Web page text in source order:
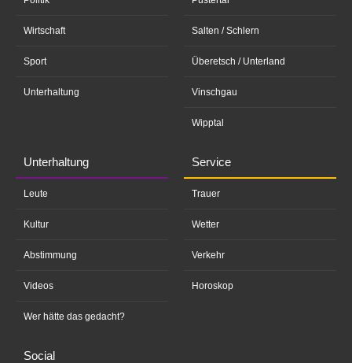
Wirtschaft
Sport
Unterhaltung
Salten / Schlern
Überetsch / Unterland
Vinschgau
Wipptal
Unterhaltung
Leute
Kultur
Abstimmung
Videos
Wer hätte das gedacht?
Service
Trauer
Wetter
Verkehr
Horoskop
Social